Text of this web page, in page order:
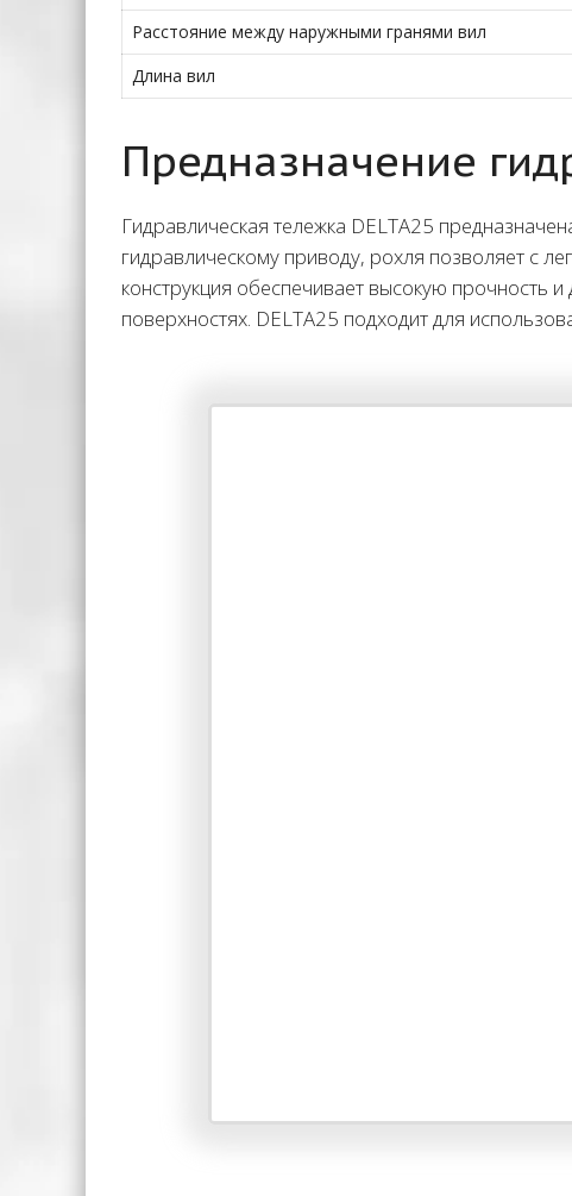
Расстояние между наружными гранями вил
Длина вил
Предназначение
Гидравлическая тележка DELTA25
гидравлическому приводу, рохля позволяет с
конструкция обеспечивает высокую прочность
поверхностях. DELTA25 подходит для